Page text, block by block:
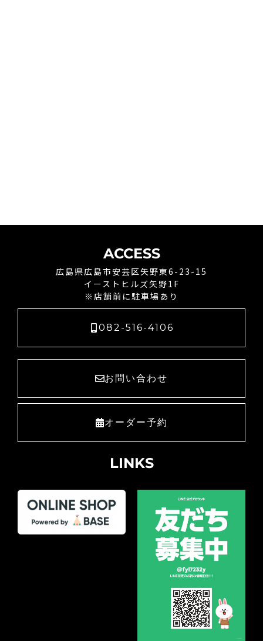
ACCESS
広島県広島市安芸区矢野東6-23-15
イーストヒルズ矢野1F
※店舗前に駐車場あり
082-516-4106
お問い合わせ
オーダー予約
LINKS